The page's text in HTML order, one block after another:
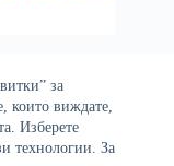
за
които виждате,
Изберете
технологии. За